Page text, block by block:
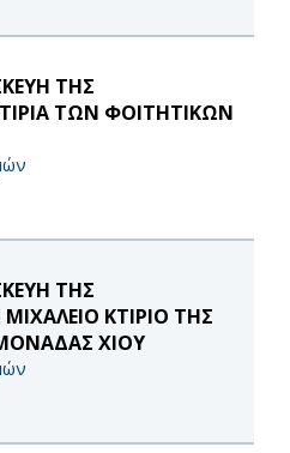
ΤΗΣ
ΤΩΝ ΦΟΙΤΗΤΙΚΩΝ
ΤΗΣ
ΚΤΙΡΙΟ ΤΗΣ
ΧΙΟΥ